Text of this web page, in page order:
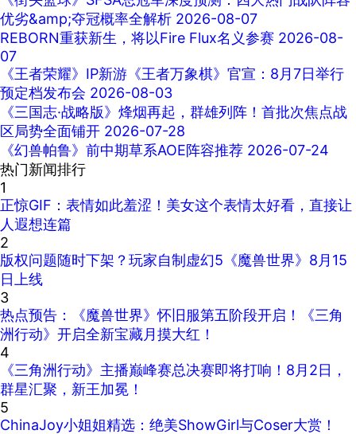
优劣&amp;夺冠概率全解析 2026-08-07
REBORN重获新生，将以Fire Flux名义参赛 2026-08-
07
《王者荣耀》IP新游《王者万象棋》官宣：8月7日举行
预定档发布会 2026-08-03
《三国志·战略版》烽烟再起，群雄列阵！首批次焦点战
区局势全面铺开 2026-07-28
《幻兽帕鲁》前中期草系AOE阵容推荐 2026-07-24
热门新闻排行
1
正惊GIF：表情如此羞涩！美女这个表情太好看，直接让
人遐想连篇
2
版权问题随时下架？玩家自制虚幻5《魔兽世界》8月15
日上线
3
热点预告：《魔兽世界》怀旧服第五阶段开启！《三角
洲行动》开启全新宝藏月摸大红！
4
《三角洲行动》主播巅峰赛总决赛即将打响！8月2日，
群星汇聚，新王加冕！
5
ChinaJoy小姐姐精选：绝美ShowGirl与Coser大赏！